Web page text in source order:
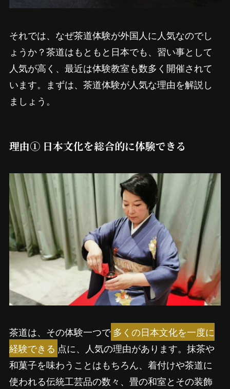
それでは、なぜ茶道体験が外国人に人気なのでし
ょうか？茶道はもともと日本でも、習い事として
人気が高く、最近は体験教室も数多く開催されて
います。まずは、茶道体験が人気な理由を解説し
ましょう。
理由① 日本文化を総合的に体験できる
茶道は、その体験一つで多くの日本文化を一度に
経験できる 点に、人気の理由があります。抹茶や
和菓子を味わうことはもちろん、着付けや茶道に
使われる伝統工芸品の数々、畳の和室とその装飾